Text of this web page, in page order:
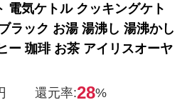
電気ケトル クッキングケト
ラック お湯 湯沸し 湯沸かし
ー 珈琲 お茶 アイリスオーヤ
還元率:28%